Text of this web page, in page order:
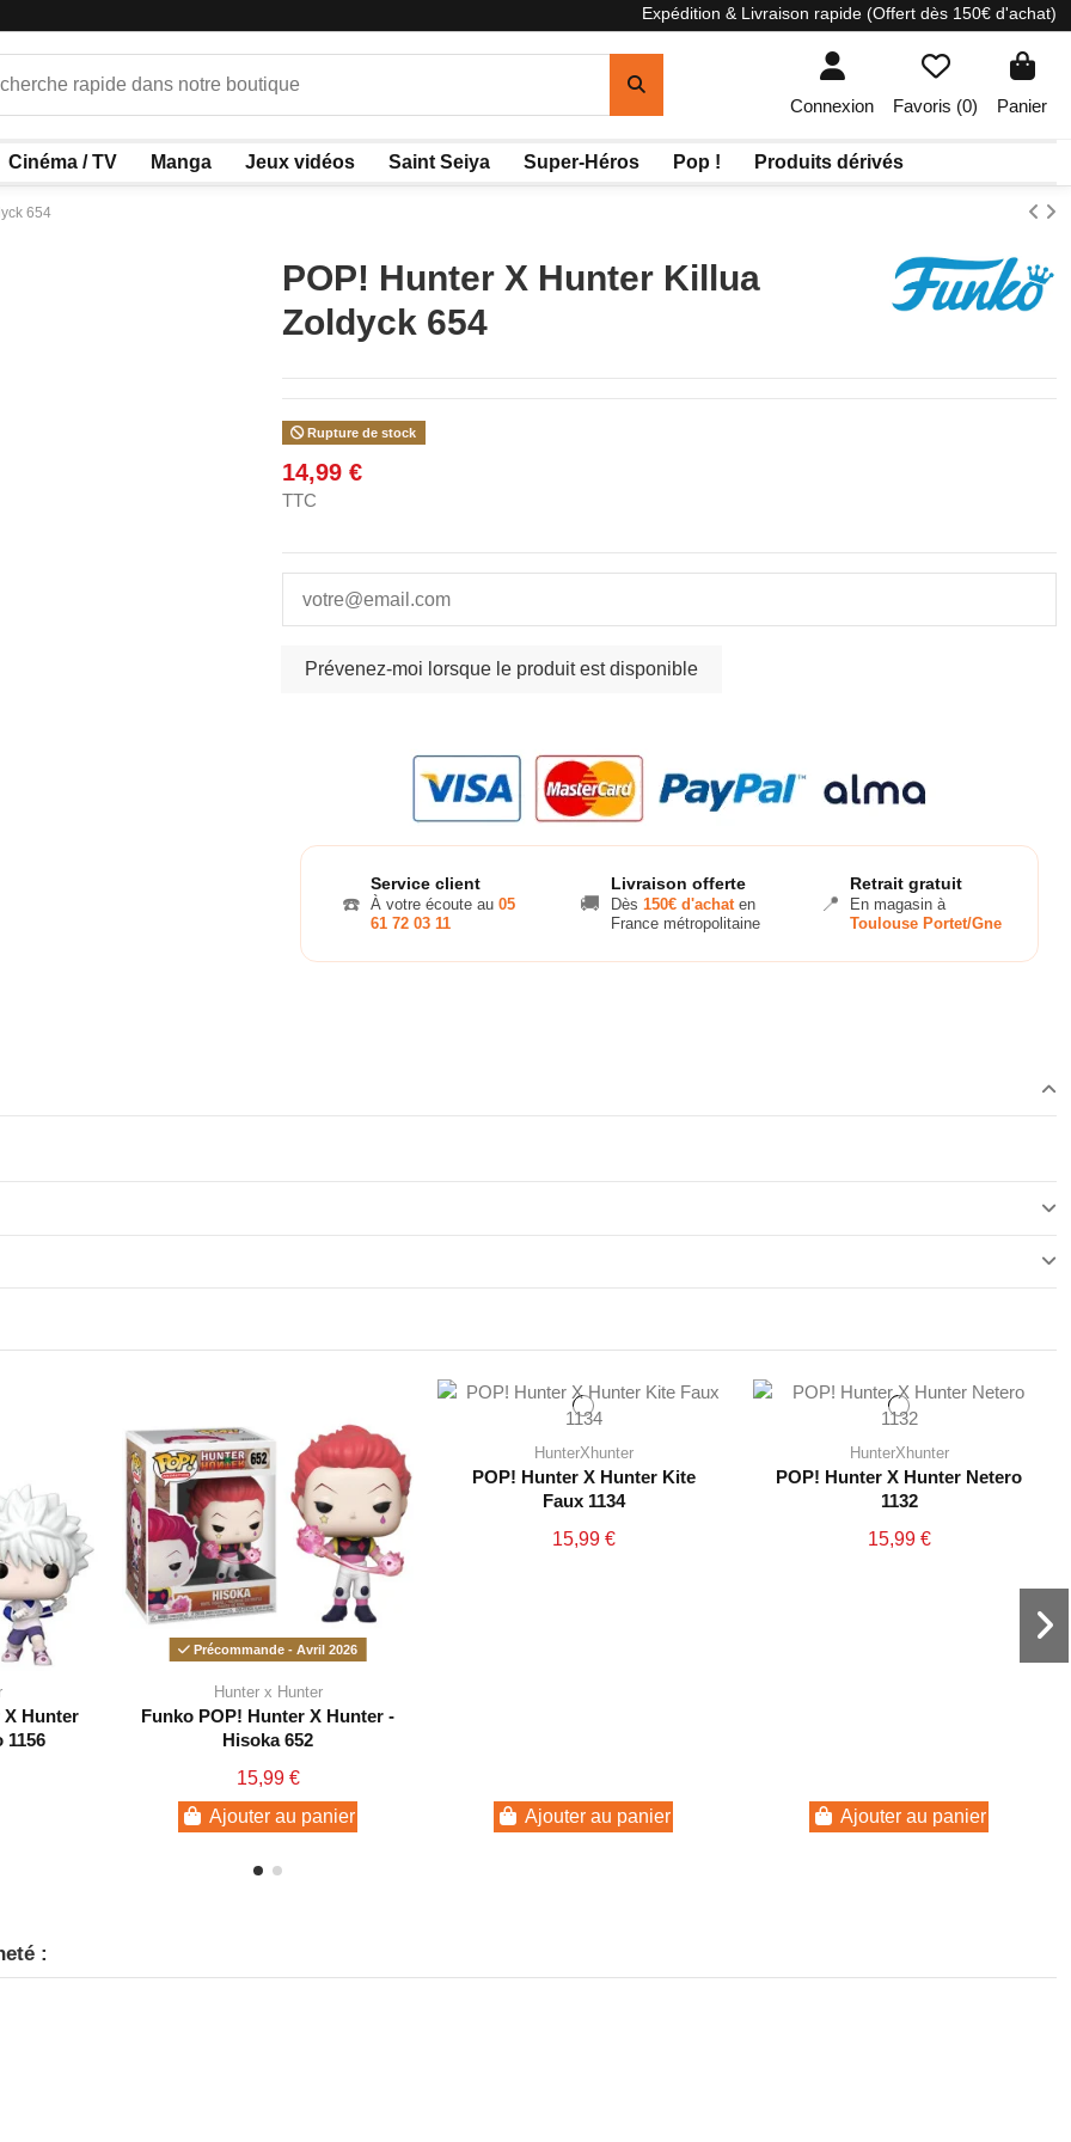
Expédition & Livraison rapide (Offert dès 150€ d'achat)
Connexion Favoris (0) Panier
Cinéma / TV Manga Jeux vidéos Saint Seiya Super-Héros Pop ! Produits dérivés
654
POP! Hunter X Hunter Killua
Zoldyck 654
Rupture de stock
14,99 €
TTC
☎️
Service client
À votre écoute au 05
61 72 03 11
🚚
Livraison offerte
Dès 150€ d'achaten
France métropolitaine
📍
Retrait gratuit
En magasin à
Toulouse Portet/Gne
X Hunter
1156
Précommande - Avril 2026
Hunter x Hunter
Funko POP! Hunter X Hunter -
Hisoka 652
15,99 €
Ajouter au panier
HunterXhunter
POP! Hunter X Hunter Kite
Faux 1134
15,99 €
Ajouter au panier
HunterXhunter
POP! Hunter X Hunter Netero
1132
15,99 €
Ajouter au panier
: